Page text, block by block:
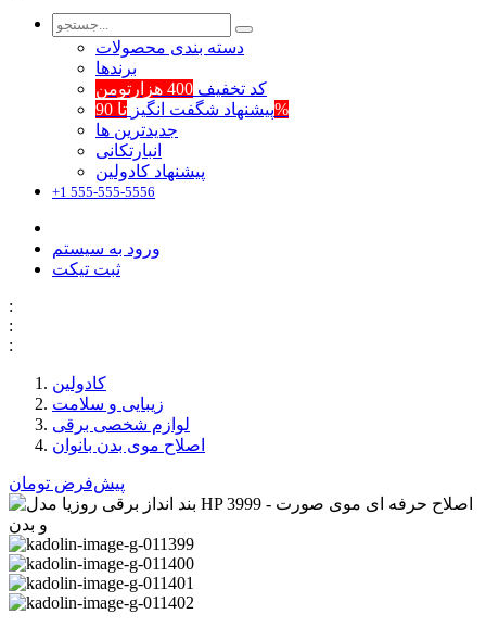
دسته بندی محصولات
برند‌ها
کد تخفیف 400 هزارتومن
پیشنهاد شگفت انگیزتا 90%
جدیدترین ها
انبارتکانی
پیشنهاد کادولین
+1 555-555-5556
ورود به سیستم
ثبت تیکت
:
:
:
کادولین
زیبایی و سلامت
لوازم شخصی برقی
اصلاح موی بدن بانوان
پیش‌فرض تومان